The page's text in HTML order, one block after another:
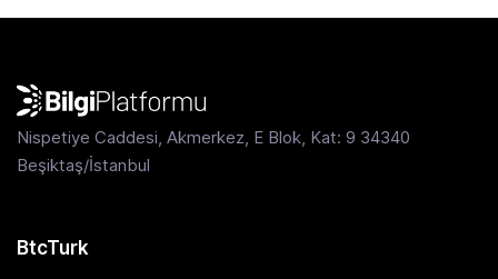
Nispetiye Caddesi, Akmerkez, E Blok, Kat: 9 34340
Beşiktaş/İstanbul
BtcTurk